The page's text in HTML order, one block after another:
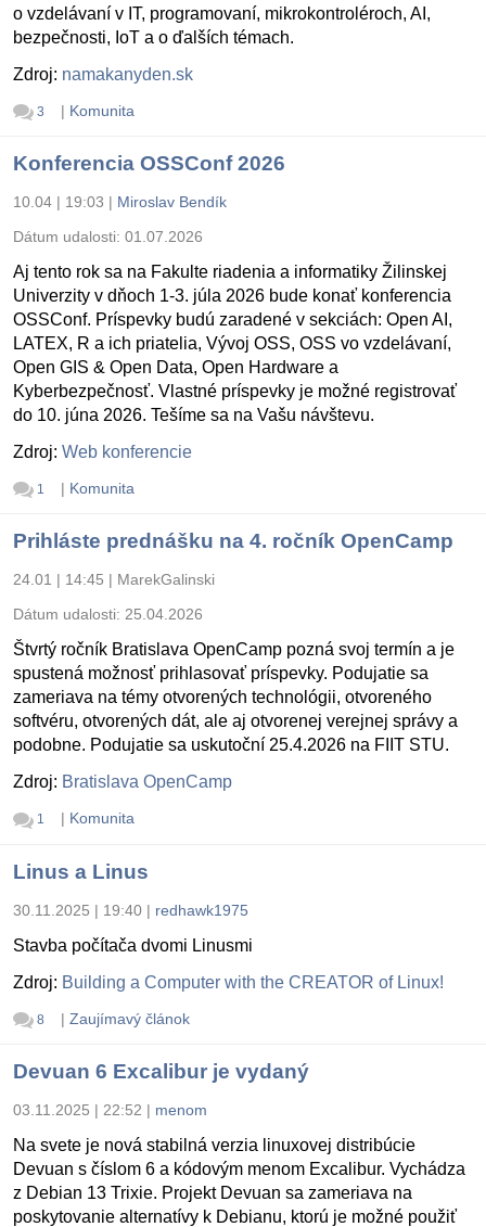
o vzdelávaní v IT, programovaní, mikrokontroléroch, AI,
bezpečnosti, IoT a o ďalších témach.
Zdroj: namakanyden.sk
3 | Komunita
Konferencia OSSConf 2026
10.04 | 19:03 | Miroslav Bendík
Dátum udalosti: 01.07.2026
Aj tento rok sa na Fakulte riadenia a informatiky Žilinskej
Univerzity v dňoch 1-3. júla 2026 bude konať konferencia
OSSConf. Príspevky budú zaradené v sekciách: Open AI,
LATEX, R a ich priatelia, Vývoj OSS, OSS vo vzdelávaní,
Open GIS & Open Data, Open Hardware a
Kyberbezpečnosť. Vlastné príspevky je možné registrovať
do 10. júna 2026. Tešíme sa na Vašu návštevu.
Zdroj: Web konferencie
1 | Komunita
Prihláste prednášku na 4. ročník OpenCamp
24.01 | 14:45 | MarekGalinski
Dátum udalosti: 25.04.2026
Štvrtý ročník Bratislava OpenCamp pozná svoj termín a je
spustená možnosť prihlasovať príspevky. Podujatie sa
zameriava na témy otvorených technológii, otvoreného
softvéru, otvorených dát, ale aj otvorenej verejnej správy a
podobne. Podujatie sa uskutoční 25.4.2026 na FIIT STU.
Zdroj: Bratislava OpenCamp
1 | Komunita
Linus a Linus
30.11.2025 | 19:40 | redhawk1975
Stavba počítača dvomi Linusmi
Zdroj: Building a Computer with the CREATOR of Linux!
8 | Zaujímavý článok
Devuan 6 Excalibur je vydaný
03.11.2025 | 22:52 | menom
Na svete je nová stabilná verzia linuxovej distribúcie
Devuan s číslom 6 a kódovým menom Excalibur. Vychádza
z Debian 13 Trixie. Projekt Devuan sa zameriava na
poskytovanie alternatívy k Debianu, ktorú je možné použiť